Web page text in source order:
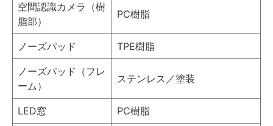
空間認識カメラ（樹
脂部）
PC樹脂
ノーズパッド TPE樹脂
ノーズパッド（フレ
ーム）
ステンレス／塗装
LED窓 PC樹脂